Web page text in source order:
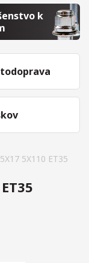
k
5X110 ET35